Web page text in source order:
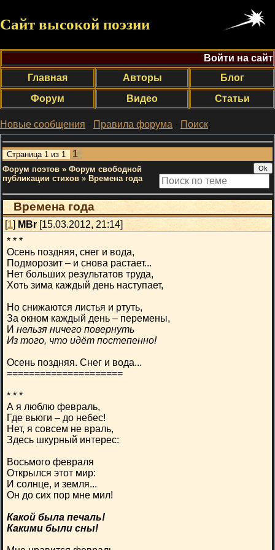
Сайт высокой поэзии
Войти на сайт
Главная
Авторы
Блог
Форум
Видео Статьи
Новые сообщения · Правила форума · Поиск;
Страница 1 из 1 1
Форум поэтов » Форум свободной
публикации стихов » Времена года
Времена года
[1] MBr [15.03.2012, 21:14]
* * *
Осень поздняя, снег и вода,
Подморозит – и снова растает...
Нет больших результатов труда,
Хоть зима каждый день наступает,
Но снижаются листья и ртуть,
За окном каждый день – перемены,
И нельзя ничего повернуть
Из того, что идёт постепенно!
Осень поздняя. Снег и вода...
=====================
* * *
А я люблю февраль,
Где вьюги – до небес!
Нет, я совсем не враль,
Здесь шкурный интерес:
Восьмого февраля
Открылся этот мир:
И солнце, и земля...
Он до сих пор мне мил!
Какой была печаль!
Какими были сны!